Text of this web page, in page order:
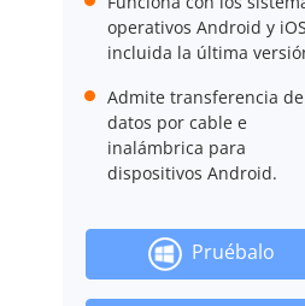
operativos Android y
incluida la última
Admite transferencia de
datos por cable e
inalámbrica para
dispositivos Android.
Pruébalo